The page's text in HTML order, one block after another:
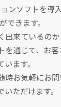
ンソフトを
できます。
出来ているの
通じて、お
ます。
お気軽にお問
ただけます。